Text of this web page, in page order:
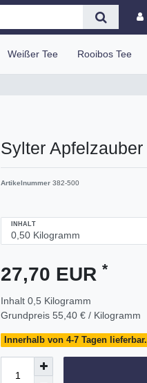
Weißer Tee Rooibos Tee
Sylter Apfelzauber
Artikelnummer 382-500
INHALT
27,70 EUR *
Inhalt 0,5 Kilogramm
Grundpreis 55,40 € / Kilogramm
Innerhalb von 4-7 Tagen lieferbar.